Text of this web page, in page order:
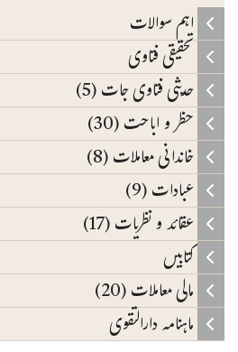
اہم سوالات
تحقیقی فتاوی
حدیثی فتاوی جات (5)
حظر و اباحت (30)
خاندانی معاملات (8)
عبادات (9)
عقائد و نظریات (17)
کتابیں
مالی معاملات (20)
ماہنامہ دارالتقوی